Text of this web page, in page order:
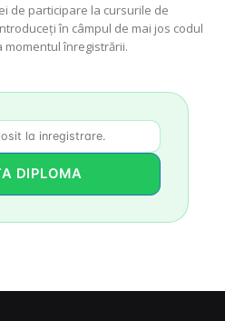
de participare la cursurile de
în câmpul de mai jos codul
momentul înregistrării.